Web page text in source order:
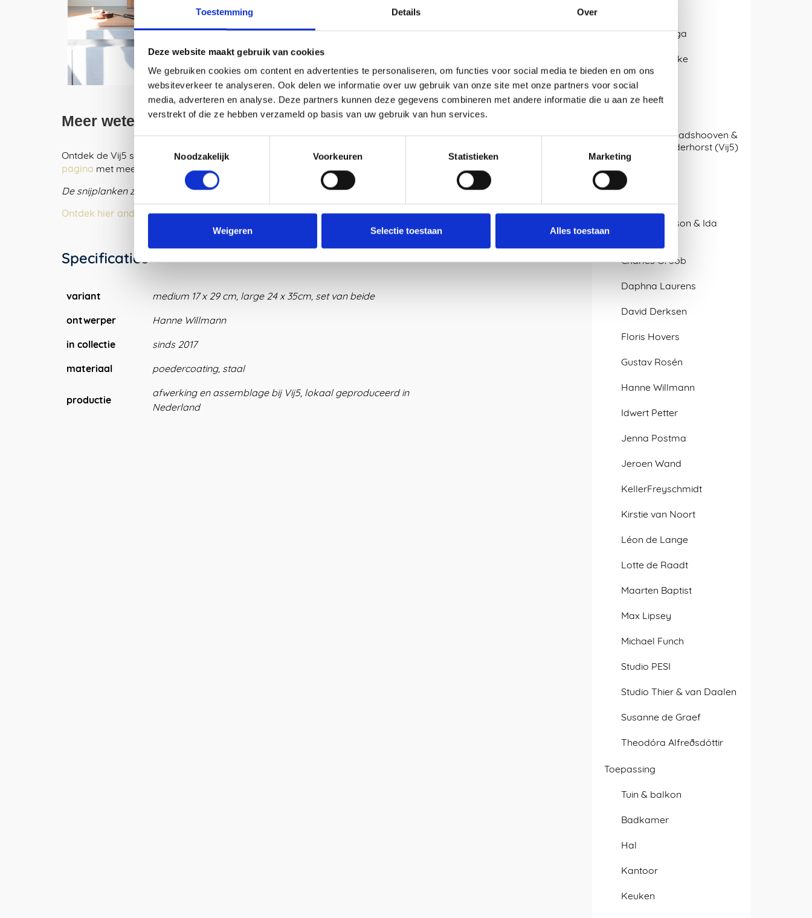
Toestemming Details Over
Deze website maakt gebruik van cookies
We gebruiken cookies om content en advertenties te personaliseren, om functies voor social media te bieden en om ons
websiteverkeer te analyseren. Ook delen we informatie over uw gebruik van onze site met onze partners voor social
media, adverteren en analyse. Deze partners kunnen deze gegevens combineren met andere informatie die u aan ze heeft
verstrekt of die ze hebben verzameld op basis van uw gebruik van hun services.
Noodzakelijk
Voorkeuren Statistieken Marketing
Weigeren Selectie toestaan Alles toestaan
Meer weten over dit product?
Ontdek de Vij5 stappen in het proces van de Plain Boards op decollectie
pagina met meer beeldmateriaal en achtergrondinformatie!
De snijplanken zijn leverbaar per stuk, maar ook erg mooi aan een
Ontdek hier andere mooie keuken accessoires in de Vij5 collectie.
Specificaties
variant
medium 17 x 29 cm, large 24 x 35cm, set van beide
ontwerper
Hanne Willmann
in collectie
sinds 2017
materiaal
poedercoating, staal
productie
afwerking en assemblage bij Vij5, lokaal geproduceerd in
Nederland
Isabel Quiroga
Alissa + Nienke
Antje Pesel
Arjan van Raadshooven &
Anieke Branderhorst (Vij5)
Atelier LvdW
Caroline Olsson & Ida
Charles O. Job
Daphna Laurens
David Derksen
Floris Hovers
Gustav Rosén
Hanne Willmann
Idwert Petter
Jenna Postma
Jeroen Wand
KellerFreyschmidt
Kirstie van Noort
Léon de Lange
Lotte de Raadt
Maarten Baptist
Max Lipsey
Michael Funch
Studio PESI
Studio Thier & van Daalen
Susanne de Graef
Theodóra Alfreðsdóttir
Toepassing
Tuin & balkon
Badkamer
Hal
Kantoor
Keuken